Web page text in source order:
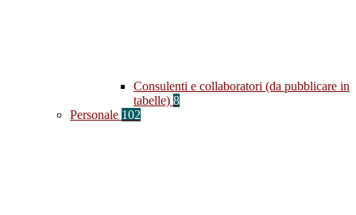
Consulenti e collaboratori (da pubblicare in
tabelle) 8
Personale 102